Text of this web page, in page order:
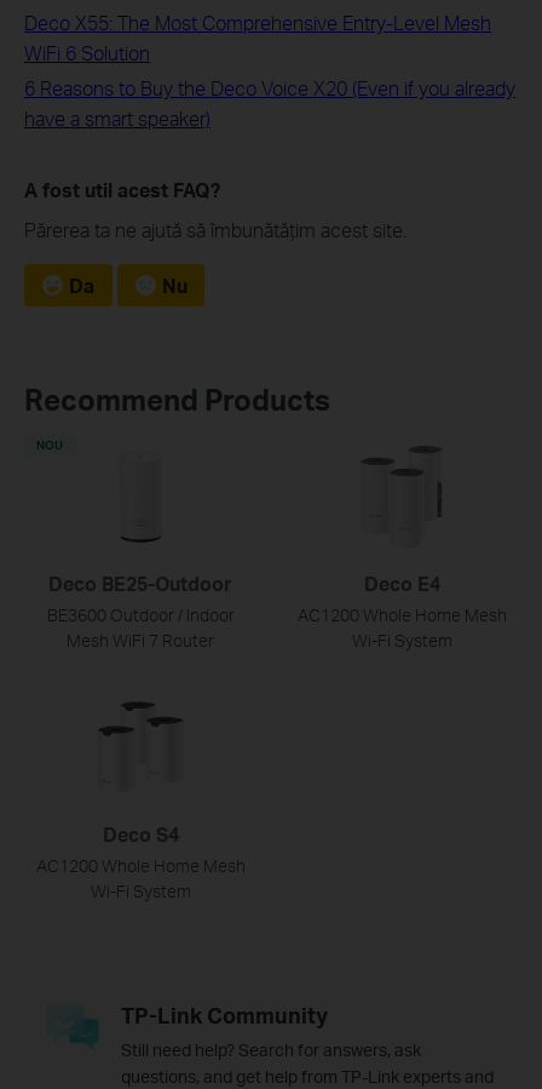
Deco X55: The Most Comprehensive Entry-Level Mesh
WiFi 6 Solution
6 Reasons to Buy the Deco Voice X20 (Even if you already
have a smart speaker)
A fost util acest FAQ?
Părerea ta ne ajută să îmbunătățim acest site.
Da Nu
Recommend Products
Deco BE25-Outdoor
BE3600 Outdoor / Indoor
Mesh WiFi 7 Router
NOU
Deco E4
AC1200 Whole Home Mesh
Wi-Fi System
Deco S4
AC1200 Whole Home Mesh
Wi-Fi System
TP-Link Community
Still need help? Search for answers, ask
questions, and get help from TP-Link experts and